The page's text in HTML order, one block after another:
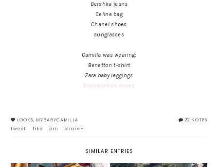
Bershka jeans
Celine bag
Chanel shoes
sunglasses
Camilla was wearing:
Benetton t-shirt
Zara baby leggings
Biomecanics shoes
22 NOTES
LOOKS, MYBABYCAMILLA
tweet
like pin share+
SIMILAR ENTRIES